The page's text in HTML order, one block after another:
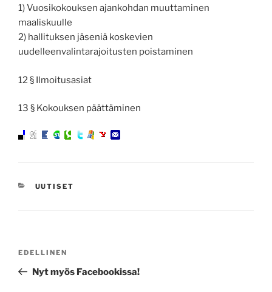
1) Vuosikokouksen ajankohdan muuttaminen
maaliskuulle
2) hallituksen jäseniä koskevien
uudelleenvalintarajoitusten poistaminen
12 § Ilmoitusasiat
13 § Kokouksen päättäminen
KATEGORIAT
UUTISET
Edellinen
artikkeli
EDELLINEN
Nyt myös Facebookissa!